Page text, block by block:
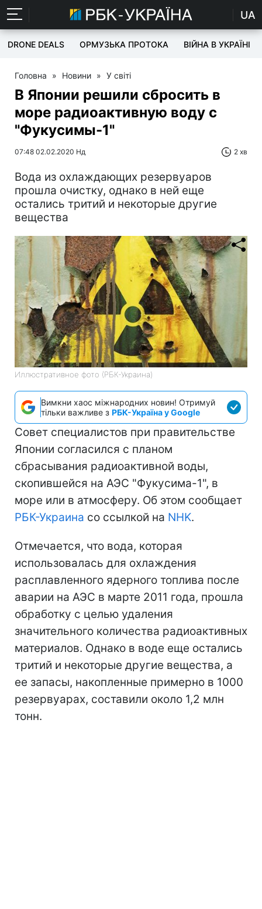
UA
DRONE DEALS ОРМУЗЬКА ПРОТОКА ВІЙНА В УКРАЇНІ
Головна » Новини » У світі
В Японии решили сбросить в
море радиоактивную воду с
"Фукусимы-1"
07:48 02.02.2020 Нд 2 хв
Вода из охлаждающих резервуаров
прошла очистку, однако в ней еще
остались тритий и некоторые другие
вещества
Иллюстративное фото (РБК-Украина)
Вимкни хаос міжнародних новин! Отримуй
тільки важливе з РБК-Україна у Google
Совет специалистов при правительстве
Японии согласился с планом
сбрасывания радиоактивной воды,
скопившейся на АЭС "Фукусима-1", в
море или в атмосферу. Об этом сообщает
РБК-Украина со ссылкой на NHK.
Отмечается, что вода, которая
использовалась для охлаждения
расплавленного ядерного топлива после
аварии на АЭС в марте 2011 года, прошла
обработку с целью удаления
значительного количества радиоактивных
материалов. Однако в воде еще остались
тритий и некоторые другие вещества, а
ее запасы, накопленные примерно в 1000
резервуарах, составили около 1,2 млн
тонн.